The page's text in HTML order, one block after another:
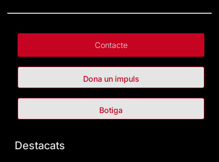
Contacte
Dona un impuls
Botiga
Destacats